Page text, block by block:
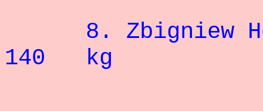
8.
140 kg